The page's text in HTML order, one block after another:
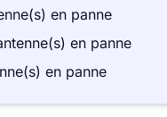
en panne
en panne
en panne